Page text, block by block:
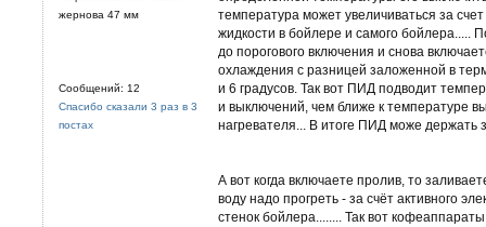
жернова 47 мм
Сообщений: 12
Спасибо сказали 3 раз в 3
постах
температура может увеличиваться за
жидкости в бойлере и самого бойлера.....
до порогового включения и снова
охлаждения с разницей заложенной в
и 6 градусов. Так вот ПИД подводит
и выключений, чем ближе к температуре
нагревателя... В итоге ПИД може держать
А вот когда включаете пролив, то
воду надо прогреть - за счёт активного
стенок бойлера........ Так вот